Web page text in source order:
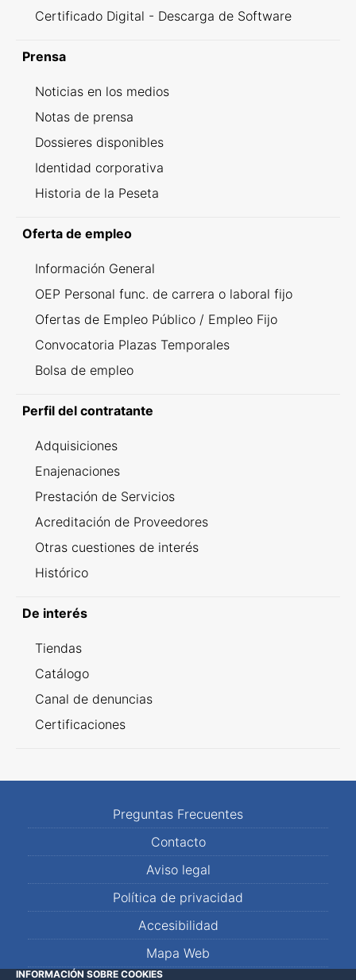
Certificado Digital - Descarga de Software
Prensa
Noticias en los medios
Notas de prensa
Dossieres disponibles
Identidad corporativa
Historia de la Peseta
Oferta de empleo
Información General
OEP Personal func. de carrera o laboral fijo
Ofertas de Empleo Público / Empleo Fijo
Convocatoria Plazas Temporales
Bolsa de empleo
Perfil del contratante
Adquisiciones
Enajenaciones
Prestación de Servicios
Acreditación de Proveedores
Otras cuestiones de interés
Histórico
De interés
Tiendas
Catálogo
Canal de denuncias
Certificaciones
Preguntas Frecuentes
Contacto
Aviso legal
Política de privacidad
Accesibilidad
Mapa Web
INFORMACIÓN SOBRE COOKIES